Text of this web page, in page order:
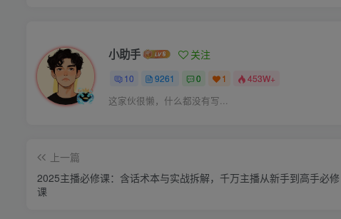
小助手 关注
10 9261 0 1 453W+
这家伙很懒，什么都没有写...
上一篇
2025主播必修课：含话术本与实战拆解，千万主播从新手到高手必修
课